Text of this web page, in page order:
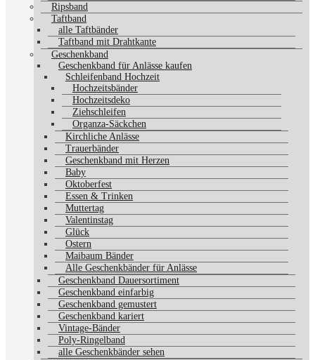
Ripsband
Taftband
alle Taftbänder
Taftband mit Drahtkante
Geschenkband
Geschenkband für Anlässe kaufen
Schleifenband Hochzeit
Hochzeitsbänder
Hochzeitsdeko
Ziehschleifen
Organza-Säckchen
Kirchliche Anlässe
Trauerbänder
Geschenkband mit Herzen
Baby
Oktoberfest
Essen & Trinken
Muttertag
Valentinstag
Glück
Ostern
Maibaum Bänder
Alle Geschenkbänder für Anlässe
Geschenkband Dauersortiment
Geschenkband einfarbig
Geschenkband gemustert
Geschenkband kariert
Vintage-Bänder
Poly-Ringelband
alle Geschenkbänder sehen